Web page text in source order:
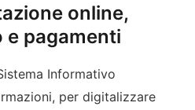
online,
pagamenti
Informativo
per digitalizzare